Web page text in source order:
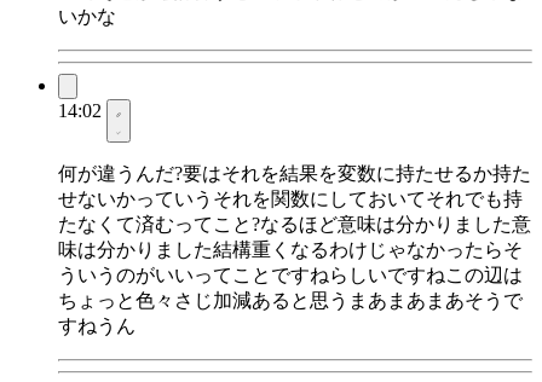
いかな
14:02
何が違うんだ?要はそれを結果を変数に持たせるか持た
せないかっていうそれを関数にしておいてそれでも持
たなくて済むってこと?なるほど意味は分かりました意
味は分かりました結構重くなるわけじゃなかったらそ
ういうのがいいってことですねらしいですねこの辺は
ちょっと色々さじ加減あると思うまあまあまあそうで
すねうん